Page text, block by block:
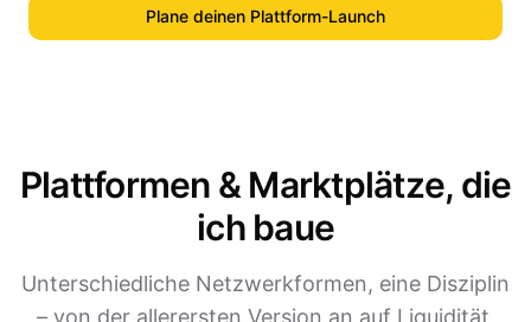
Plane deinen Plattform-Launch
Plattformen & Marktplätze, die
ich baue
Unterschiedliche Netzwerkformen, eine Disziplin
– von der allerersten Version an auf Liquidität,